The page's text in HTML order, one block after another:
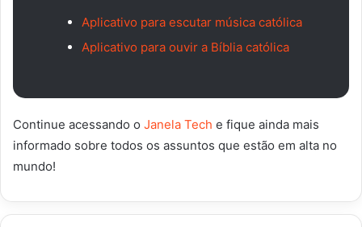
Aplicativo para escutar música católica
Aplicativo para ouvir a Bíblia católica
Continue acessando o Janela Tech e fique ainda mais
informado sobre todos os assuntos que estão em alta no
mundo!